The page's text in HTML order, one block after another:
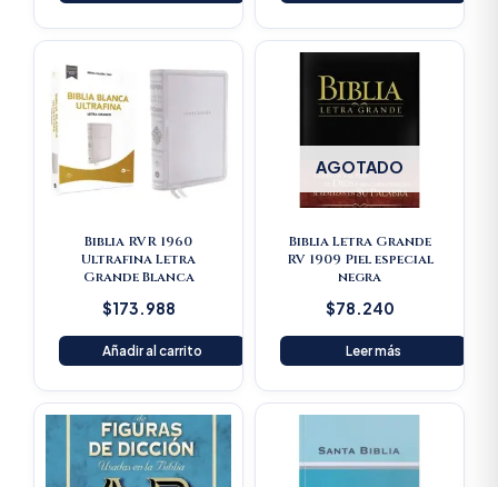
Biblia RVR 1960
Ultrafina Letra
Grande Blanca
$173.988
Añadir al carrito
AGOTADO
Biblia Letra Grande
RV 1909 Piel especial
negra
$78.240
Leer más
Original
price
was:
$125.900.
Current
price